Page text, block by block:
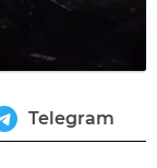
Telegram